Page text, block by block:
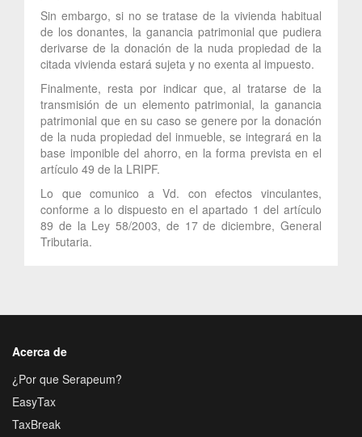
Sin embargo, si no se tratase de la vivienda habitual
de los donantes, la ganancia patrimonial que pudiera
derivarse de la donación de la nuda propiedad de la
citada vivienda estará sujeta y no exenta al impuesto.
Finalmente, resta por indicar que, al tratarse de la
transmisión de un elemento patrimonial, la ganancia
patrimonial que en su caso se genere por la donación
de la nuda propiedad del inmueble, se integrará en la
base imponible del ahorro, en la forma prevista en el
artículo 49 de la LRIPF.
Lo que comunico a Vd. con efectos vinculantes,
conforme a lo dispuesto en el apartado 1 del artículo
89 de la Ley 58/2003, de 17 de diciembre, General
Tributaria.
Acerca de
¿Por que Serapeum?
EasyTax
TaxBreak